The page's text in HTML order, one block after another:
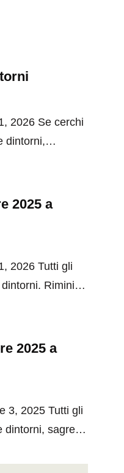
2026 Se cerchi
dintorni,…
2025 a
2026 Tutti gli
dintorni. Rimini…
2025 a
3, 2025 Tutti gli
dintorni, sagre…